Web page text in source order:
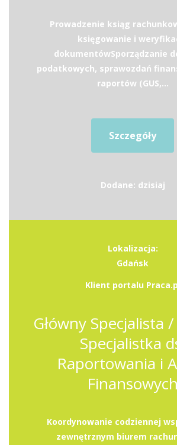
Prowadzenie ksiąg
księgowanie i
dokumentówSporządzanie
podatkowych, sprawozdań
raportów (GUS,...
Szczegóły
Dodane: dzisiaj
Lokalizacja:
Gdańsk
Klient portalu
Główny Specjalista
Specjalistka
Raportowania i
Finansowych
Koordynowanie codziennej
zewnętrznym biurem